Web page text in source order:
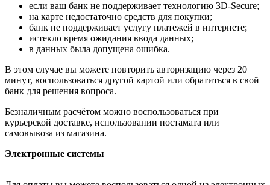
если ваш банк не поддерживает технологию 3D-Secure;
на карте недостаточно средств для покупки;
банк не поддерживает услугу платежей в интернете;
истекло время ожидания ввода данных;
в данных была допущена ошибка.
В этом случае вы можете повторить авторизацию через 20
минут, воспользоваться другой картой или обратиться в свой
банк для решения вопроса.
Безналичным расчётом можно воспользоваться при
курьерской доставке, использовании постамата или
самовывоза из магазина.
Электронные системы